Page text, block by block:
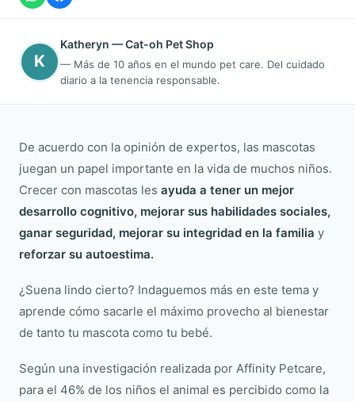
K
Katheryn — Cat-oh Pet Shop
— Más de 10 años en el mundo pet care. Del cuidado
diario a la tenencia responsable.
De acuerdo con la opinión de expertos, las mascotas
juegan un papel importante en la vida de muchos niños.
Crecer con mascotas les ayuda a tener un mejor
desarrollo cognitivo, mejorar sus habilidades sociales,
ganar seguridad, mejorar su integridad en la familia y
reforzar su autoestima.
¿Suena lindo cierto? Indaguemos más en este tema y
aprende cómo sacarle el máximo provecho al bienestar
de tanto tu mascota como tu bebé.
Según una investigación realizada por Affinity Petcare,
para el 46% de los niños el animal es percibido como la